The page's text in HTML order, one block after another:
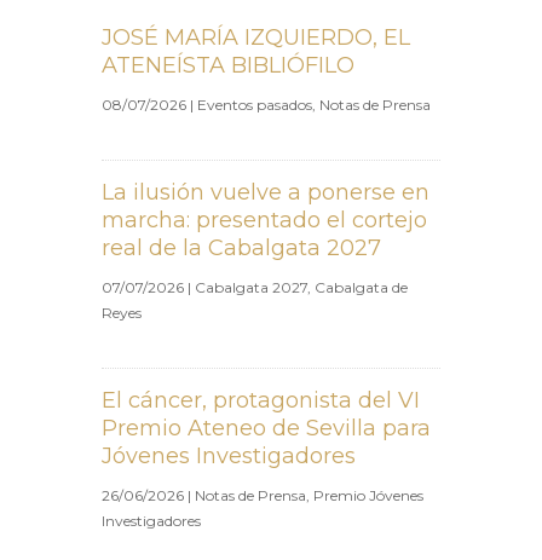
JOSÉ MARÍA IZQUIERDO, EL
ATENEÍSTA BIBLIÓFILO
08/07/2026 | Eventos pasados, Notas de Prensa
La ilusión vuelve a ponerse en
marcha: presentado el cortejo
real de la Cabalgata 2027
07/07/2026 | Cabalgata 2027, Cabalgata de
Reyes
El cáncer, protagonista del VI
Premio Ateneo de Sevilla para
Jóvenes Investigadores
26/06/2026 | Notas de Prensa, Premio Jóvenes
Investigadores